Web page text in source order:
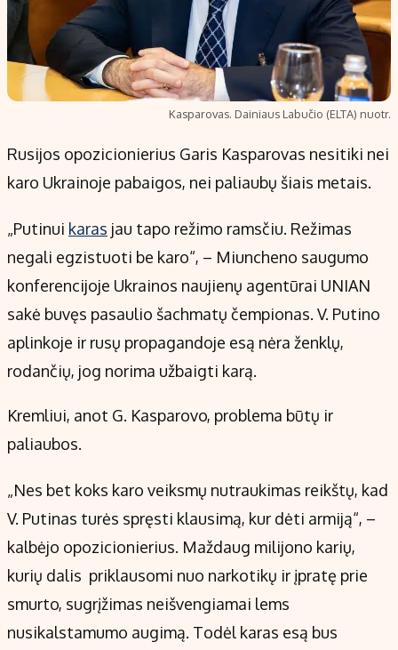
Infliacija
Migracija
Įdomios naujienos
Redakcija
Redakcijos politika
Privatumo politika
Indėlių palūkanos
Kasparovas. Dainiaus Labučio (ELTA) nuotr.
Rusijos opozicionierius Garis Kasparovas nesitiki nei
karo Ukrainoje pabaigos, nei paliaubų šiais metais.
„Putinui karas jau tapo režimo ramsčiu. Režimas
negali egzistuoti be karo“, – Miuncheno saugumo
konferencijoje Ukrainos naujienų agentūrai UNIAN
sakė buvęs pasaulio šachmatų čempionas. V. Putino
aplinkoje ir rusų propagandoje esą nėra ženklų,
rodančių, jog norima užbaigti karą.
Kremliui, anot G. Kasparovo, problema būtų ir
paliaubos.
„Nes bet koks karo veiksmų nutraukimas reikštų, kad
V. Putinas turės spręsti klausimą, kur dėti armiją“, –
kalbėjo opozicionierius. Maždaug milijono karių,
kurių dalis priklausomi nuo narkotikų ir įpratę prie
smurto, sugrįžimas neišvengiamai lems
nusikalstamumo augimą. Todėl karas esą bus